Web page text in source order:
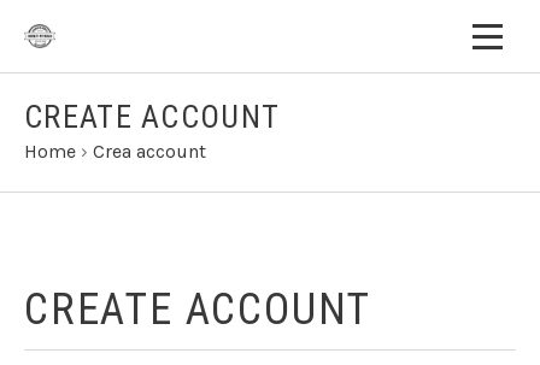
CREATE ACCOUNT
Home › Crea account
CREATE ACCOUNT